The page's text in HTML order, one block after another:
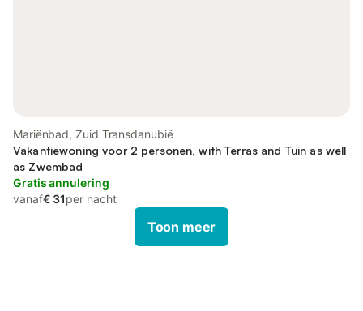
Mariënbad, Zuid Transdanubië
Vakantiewoning voor 2 personen, with Terras and Tuin as well
as Zwembad
Gratis annulering
vanaf€ 31per nacht
Toon meer